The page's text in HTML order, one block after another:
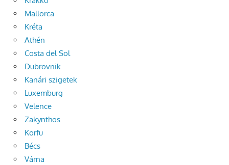
Mallorca
Kréta
Athén
Costa del Sol
Dubrovnik
Kanári szigetek
Luxemburg
Velence
Zakynthos
Korfu
Bécs
Várna